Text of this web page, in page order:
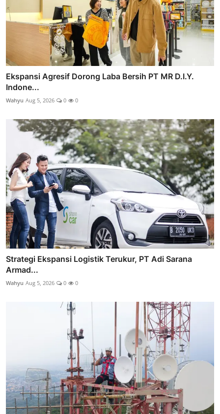
Ekspansi Agresif Dorong Laba Bersih PT MR D.I.Y.
Indone...
Wahyu Aug 5, 2026 0 0
Strategi Ekspansi Logistik Terukur, PT Adi Sarana
Armad...
Wahyu Aug 5, 2026 0 0